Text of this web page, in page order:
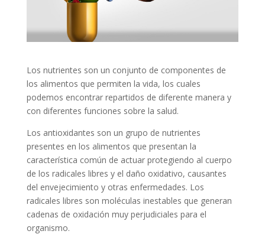
Los nutrientes son un conjunto de componentes de
los alimentos que permiten la vida, los cuales
podemos encontrar repartidos de diferente manera y
con diferentes funciones sobre la salud.
Los antioxidantes son un grupo de nutrientes
presentes en los alimentos que presentan la
característica común de actuar protegiendo al cuerpo
de los radicales libres y el daño oxidativo, causantes
del envejecimiento y otras enfermedades. Los
radicales libres son moléculas inestables que generan
cadenas de oxidación muy perjudiciales para el
organismo.